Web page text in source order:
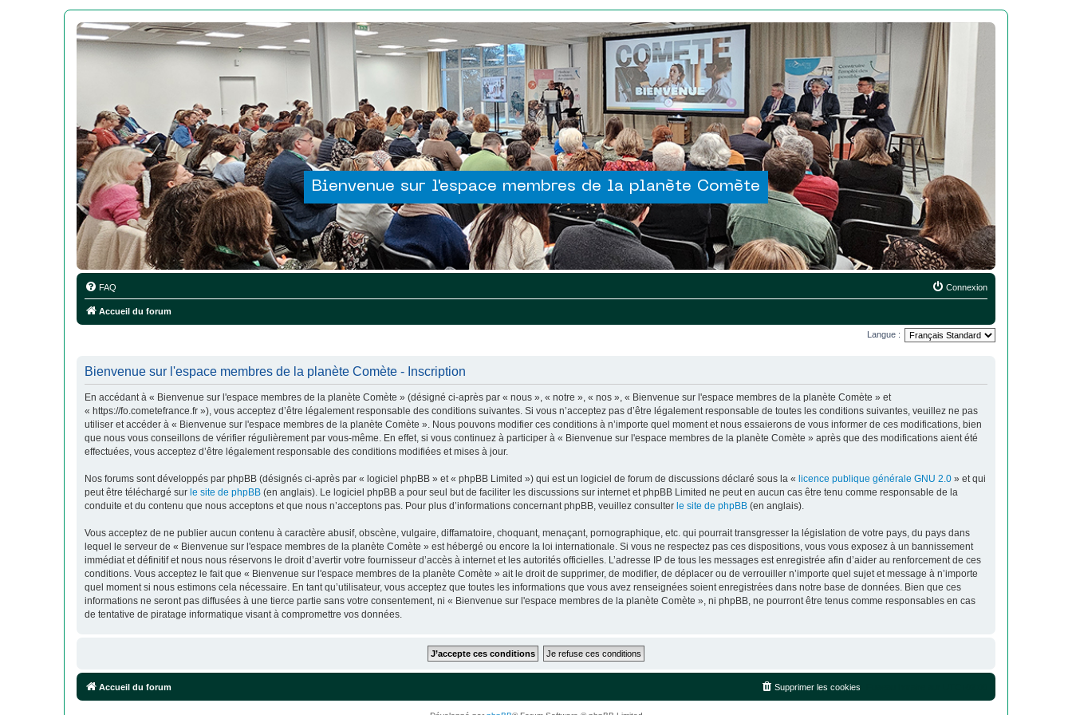
Bienvenue sur l'espace membres de la planète Comète
FAQ Connexion
Accueil du forum
Langue :
Bienvenue sur l'espace membres de la planète Comète - Inscription
En accédant à « Bienvenue sur l'espace membres de la planète Comète » (désigné ci-après par « nous », « notre », « nos », « Bienvenue sur l'espace membres de la planète Comète » et
« https://fo.cometefrance.fr »), vous acceptez d’être légalement responsable des conditions suivantes. Si vous n’acceptez pas d’être légalement responsable de toutes les conditions suivantes, veuillez ne pas
utiliser et accéder à « Bienvenue sur l'espace membres de la planète Comète ». Nous pouvons modifier ces conditions à n’importe quel moment et nous essaierons de vous informer de ces modifications, bien
que nous vous conseillons de vérifier régulièrement par vous-même. En effet, si vous continuez à participer à « Bienvenue sur l'espace membres de la planète Comète » après que des modifications aient été
effectuées, vous acceptez d’être légalement responsable des conditions modifiées et mises à jour.
Nos forums sont développés par phpBB (désignés ci-après par « logiciel phpBB » et « phpBB Limited ») qui est un logiciel de forum de discussions déclaré sous la « licence publique générale GNU 2.0 » et qui
peut être téléchargé sur le site de phpBB (en anglais). Le logiciel phpBB a pour seul but de faciliter les discussions sur internet et phpBB Limited ne peut en aucun cas être tenu comme responsable de la
conduite et du contenu que nous acceptons et que nous n’acceptons pas. Pour plus d’informations concernant phpBB, veuillez consulter le site de phpBB (en anglais).
Vous acceptez de ne publier aucun contenu à caractère abusif, obscène, vulgaire, diffamatoire, choquant, menaçant, pornographique, etc. qui pourrait transgresser la législation de votre pays, du pays dans
lequel le serveur de « Bienvenue sur l'espace membres de la planète Comète » est hébergé ou encore la loi internationale. Si vous ne respectez pas ces dispositions, vous vous exposez à un bannissement
immédiat et définitif et nous nous réservons le droit d’avertir votre fournisseur d’accès à internet et les autorités officielles. L’adresse IP de tous les messages est enregistrée afin d’aider au renforcement de ces
conditions. Vous acceptez le fait que « Bienvenue sur l'espace membres de la planète Comète » ait le droit de supprimer, de modifier, de déplacer ou de verrouiller n’importe quel sujet et message à n’importe
quel moment si nous estimons cela nécessaire. En tant qu’utilisateur, vous acceptez que toutes les informations que vous avez renseignées soient enregistrées dans notre base de données. Bien que ces
informations ne seront pas diffusées à une tierce partie sans votre consentement, ni « Bienvenue sur l'espace membres de la planète Comète », ni phpBB, ne pourront être tenus comme responsables en cas
de tentative de piratage informatique visant à compromettre vos données.
Accueil du forum Supprimer les cookies